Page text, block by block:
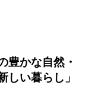
豊かな自然・
しい暮らし」